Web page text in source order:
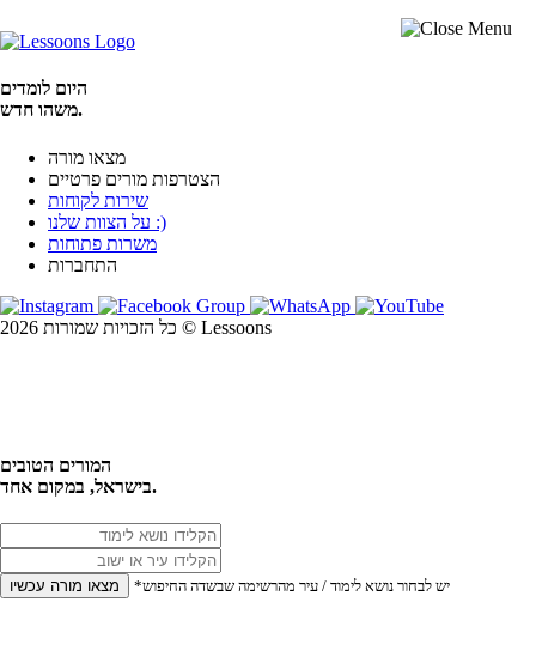
היום לומדים
משהו חדש.
מצאו מורה
הצטרפות מורים פרטיים
שירות לקוחות
על הצוות שלנו :)
משרות פתוחות
התחברות
כל הזכויות שמורות 2026 © Lessoons
המורים הטובים
בישראל, במקום אחד.
מצאו מורה עכשיו *יש לבחור נושא לימוד / עיר מהרשימה שבשדה החיפוש